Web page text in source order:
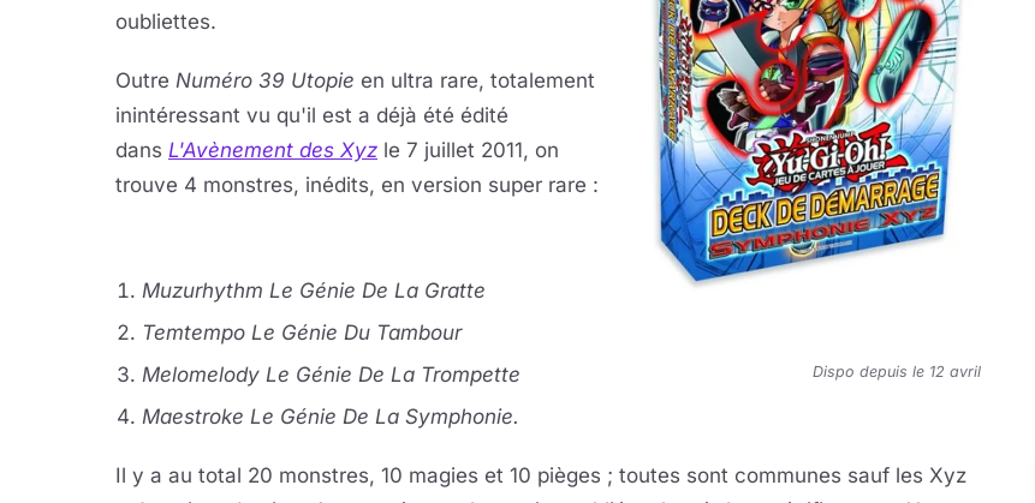
Dispo depuis le 12 avril
oubliettes.
Outre Numéro 39 Utopie en ultra rare, totalement
inintéressant vu qu'il est a déjà été édité
dans L'Avènement des Xyz le 7 juillet 2011, on
trouve 4 monstres, inédits, en version super rare :
Muzurhythm Le Génie De La Gratte
Temtempo Le Génie Du Tambour
Melomelody Le Génie De La Trompette
Maestroke Le Génie De La Symphonie.
Il y a au total 20 monstres, 10 magies et 10 pièges ; toutes sont communes sauf les Xyz